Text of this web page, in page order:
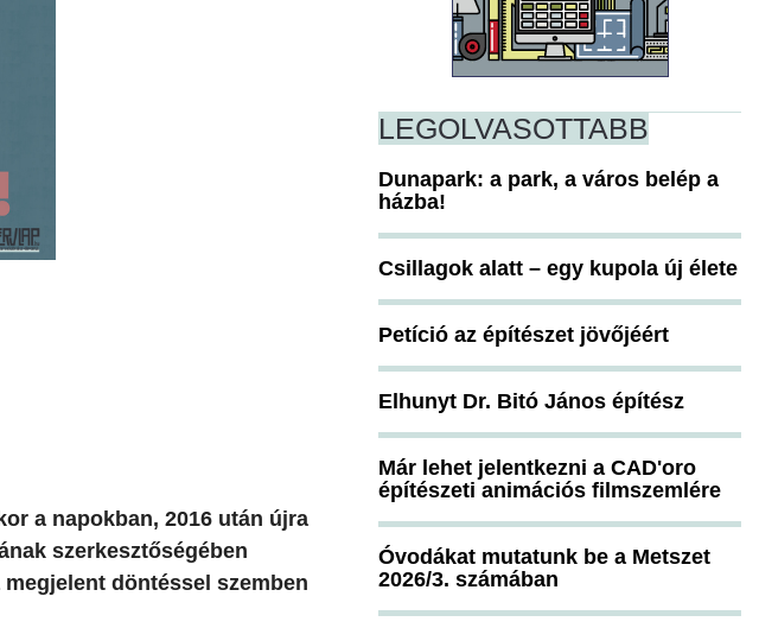
a napokban, 2016 után újra
szerkesztőségében
döntéssel szemben
LEGOLVASOTTABB
Dunapark: a park, a város belép a
házba!
Csillagok alatt – egy kupola új élete
Petíció az építészet jövőjéért
Elhunyt Dr. Bitó János építész
Már lehet jelentkezni a CAD'oro
építészeti animációs filmszemlére
Óvodákat mutatunk be a Metszet
2026/3. számában